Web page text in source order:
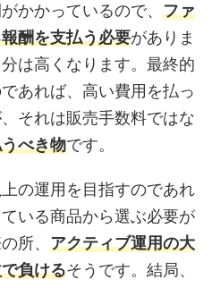
かかっているので、 ファ
酬を支払う必要がありま
は高くなります。最終的
あれば、高い費用を払っ
それは販売手数料ではな
べき物です。
の運用を目指すのであれ
いる商品から選ぶ必要が
所、 アクティブ運用の大
負けるそうです。結局、